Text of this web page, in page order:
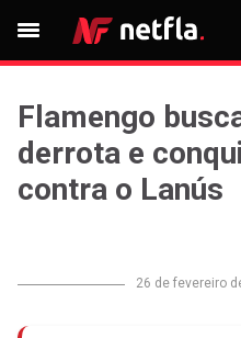
Flamengo
derrota e
contra o Lanús
26 de fevereiro